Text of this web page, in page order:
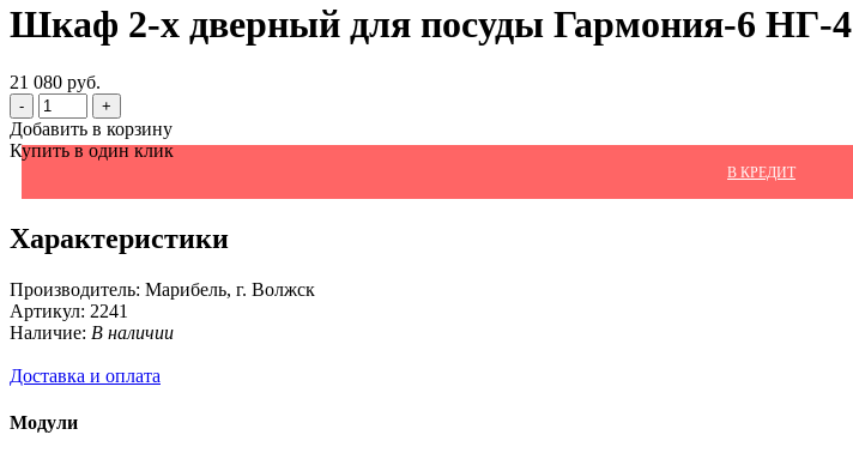
Шкаф 2-х дверный для посуды Гармония-6 НГ-4
21 080 руб.
- +
Добавить в корзину
Купить в один клик
В КРЕДИТ
Характеристики
Производитель: Марибель, г. Волжск
Артикул: 2241
Наличие: В наличии
Доставка и оплата
Модули